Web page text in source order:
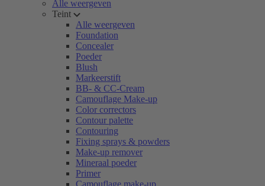
Alle weergeven
Teint
Alle weergeven
Foundation
Concealer
Poeder
Blush
Markeerstift
BB- & CC-Cream
Camouflage Make-up
Color correctors
Contour palette
Contouring
Fixing sprays & powders
Make-up remover
Mineraal poeder
Primer
Camouflage make-up